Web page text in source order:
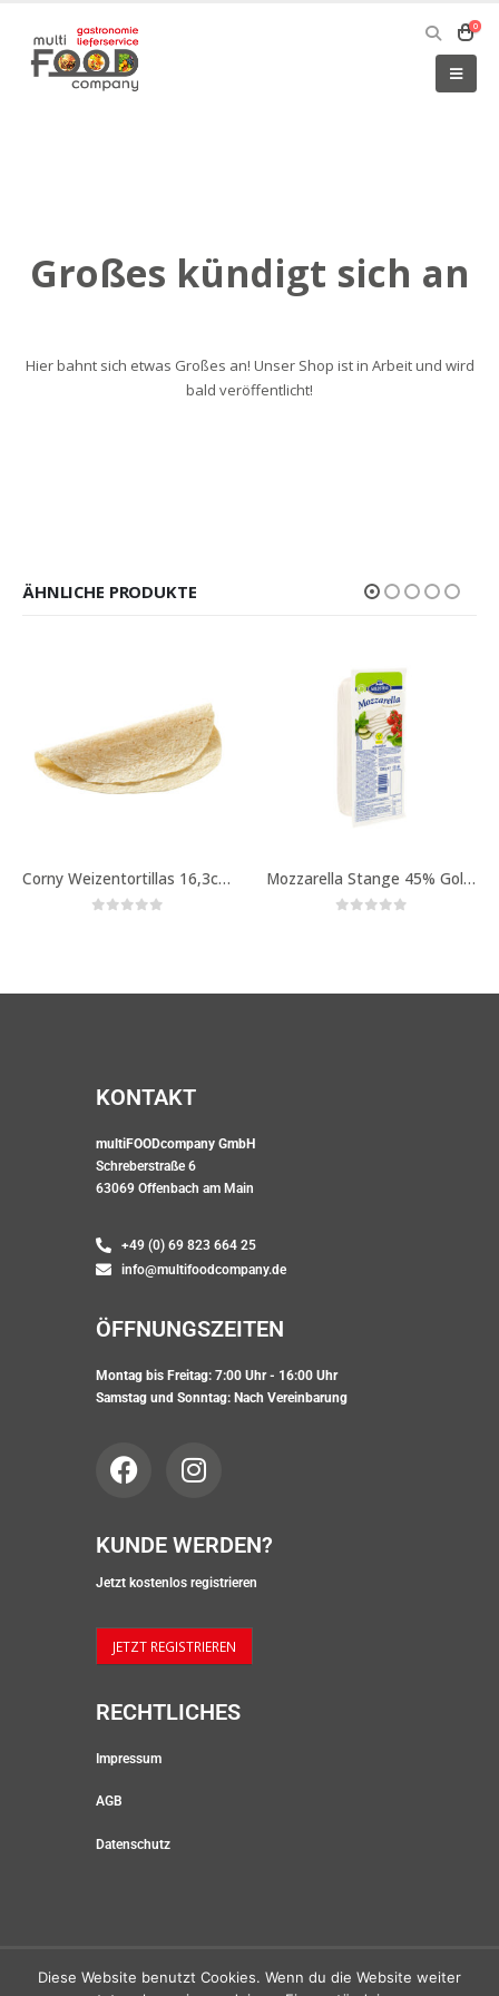
0
Großes kündigt sich an
Hier bahnt sich etwas Großes an! Unser Shop ist in Arbeit und wird
bald veröffentlicht!
ÄHNLICHE PRODUKTE
Corny Weizentortillas 16,3cm 18×12 St. Art. -Nr. 1171 Mozzarella Stange 45% Goldsteig 1kg Art. -Nr. 1145
KONTAKT
multiFOODcompany GmbH
Schreberstraße 6
63069 Offenbach am Main
+49 (0) 69 823 664 25
info@multifoodcompany.de
ÖFFNUNGSZEITEN
Montag bis Freitag: 7:00 Uhr - 16:00 Uhr
Samstag und Sonntag: Nach Vereinbarung
KUNDE WERDEN?
Jetzt kostenlos registrieren
JETZT REGISTRIEREN
RECHTLICHES
Impressum
AGB
Datenschutz
Diese Website benutzt Cookies. Wenn du die Website weiter